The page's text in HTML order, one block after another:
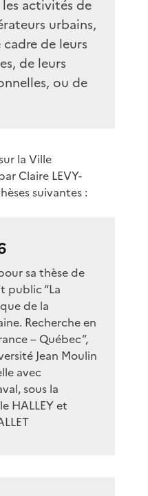
les activités de
urbains,
de leurs
de leurs
ou de
la Ville
Claire LEVY-
suivantes :
sa thèse de
public “La
de la
Recherche en
– Québec”,
Jean Moulin
avec
sous la
HALLEY et